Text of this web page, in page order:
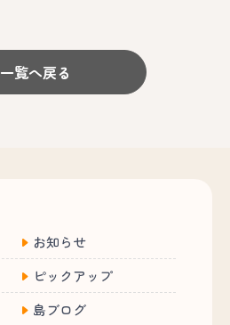
一覧へ戻る
お知らせ
ピックアップ
島ブログ